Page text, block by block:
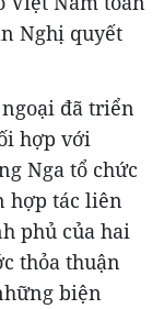
Nghị quyết
đã triển
hợp với
Nga tổ chức
hợp tác liên
phủ của hai
thỏa thuận
biện